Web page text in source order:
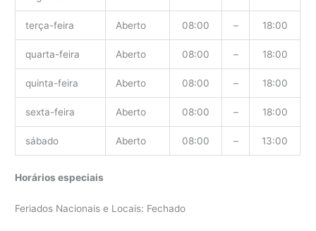
terça-feira Aberto 08:00 – 18:00
quarta-feira Aberto 08:00 – 18:00
quinta-feira Aberto 08:00 – 18:00
sexta-feira Aberto 08:00 – 18:00
sábado Aberto 08:00 – 13:00
Horários especiais
Feriados Nacionais e Locais: Fechado